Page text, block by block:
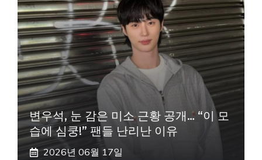
변우석, 눈 감은 미소 근황 공개… “이 모
습에 심쿵!” 팬들 난리난 이유
2026년 06월 17일